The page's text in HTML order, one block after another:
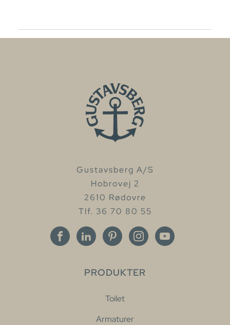
Gustavsberg A/S
Hobrovej 2
2610 Rødovre
Tlf. 36 70 80 55
PRODUKTER
Toilet
Armaturer